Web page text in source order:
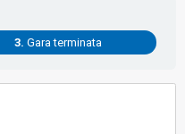
Gara terminata